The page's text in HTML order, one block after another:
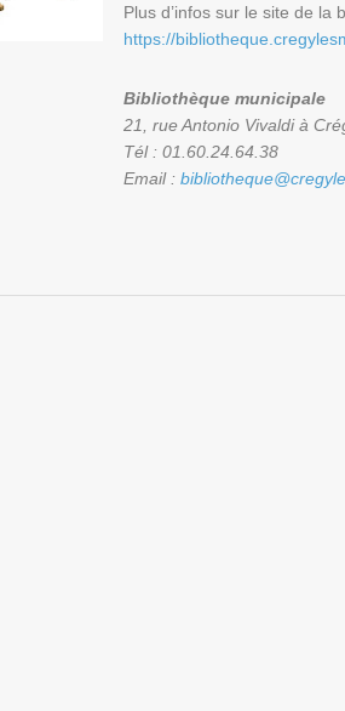
Plus d’infos sur le site de la
https://
Bibliothèque municipale
21, rue Antonio Vivaldi à
Tél : 01.60.24.64.38
Email :